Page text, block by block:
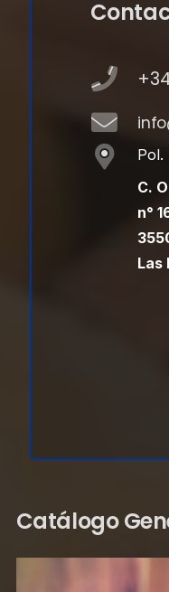
Pol.
C.
n°
Las
Catálogo